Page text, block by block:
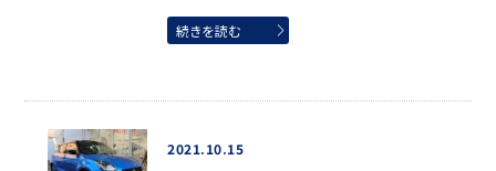
続きを読む
2021.10.15